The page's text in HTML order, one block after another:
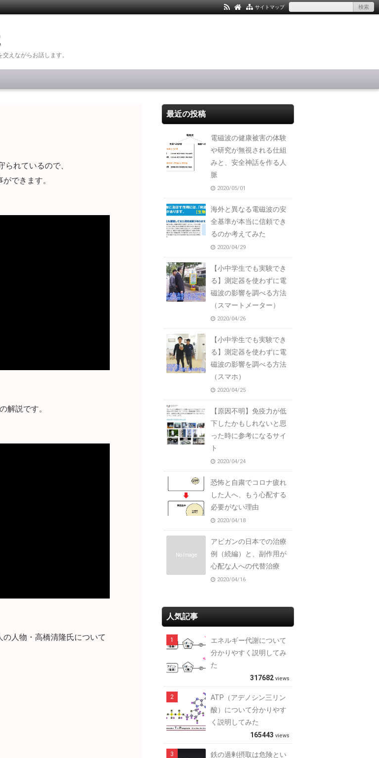
サイトマップ
えながらお話します。
れているので、
できます。
解説です。
人物・高橋清隆氏について
最近の投稿
電磁波の健康被害の体験
や研究が無視される仕組
みと、安全神話を作る人
脈
2020/05/01
海外と異なる電磁波の安
全基準が本当に信頼でき
るのか考えてみた
2020/04/29
【小中学生でも実験でき
る】測定器を使わずに電
磁波の影響を調べる方法
（スマートメーター）
2020/04/26
【小中学生でも実験でき
る】測定器を使わずに電
磁波の影響を調べる方法
（スマホ）
2020/04/25
【原因不明】免疫力が低
下したかもしれないと思
った時に参考になるサイ
ト
2020/04/24
恐怖と自粛でコロナ疲れ
した人へ、もう心配する
必要がない理由
2020/04/18
No Image
アビガンの日本での治療
例（続編）と、副作用が
心配な人への代替治療
2020/04/16
人気記事
エネルギー代謝について
分かりやすく説明してみ
た
317682 views
ATP（アデノシン三リン
酸）について分かりやす
く説明してみた
165443 views
鉄の過剰摂取は危険とい